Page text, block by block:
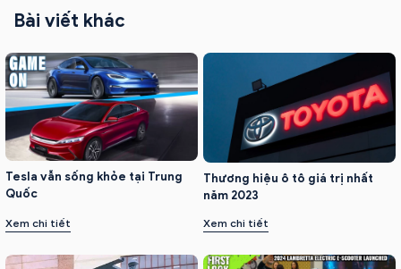
Bài viết khác
Tesla vẫn sống khỏe tại Trung
Quốc
Xem chi tiết
Thương hiệu ô tô giá trị nhất
năm 2023
Xem chi tiết